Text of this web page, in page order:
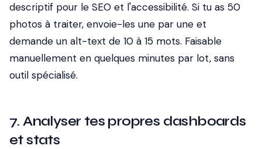
descriptif pour le SEO et l'accessibilité. Si tu as 50
photos à traiter, envoie-les une par une et
demande un alt-text de 10 à 15 mots. Faisable
manuellement en quelques minutes par lot, sans
outil spécialisé.
7. Analyser tes propres dashboards
et stats